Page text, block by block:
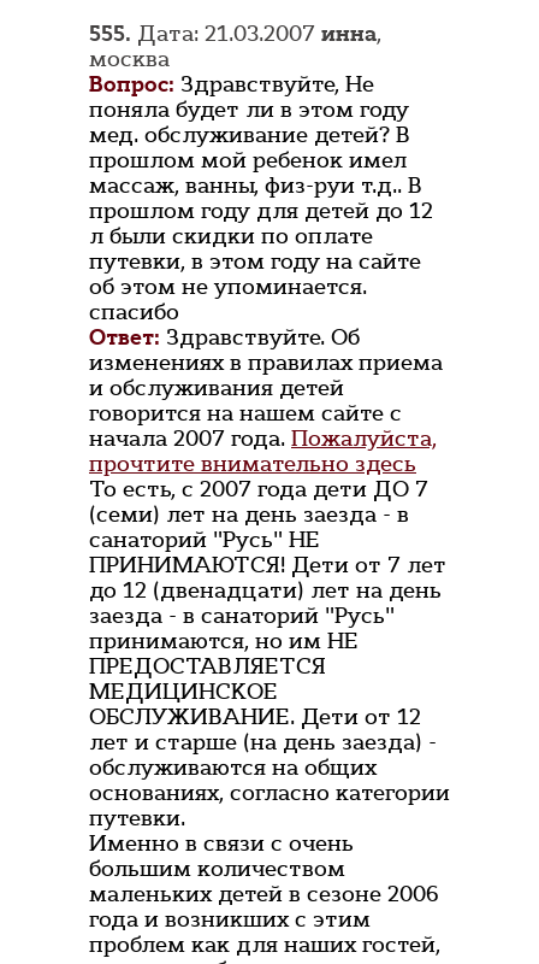
555. Дата: 21.03.2007 инна,
москва
Вопрос: Здравствуйте, Не
поняла будет ли в этом году
мед. обслуживание детей? В
прошлом мой ребенок имел
массаж, ванны, физ-руи т.д.. В
прошлом году для детей до 12
л были скидки по оплате
путевки, в этом году на сайте
об этом не упоминается.
спасибо
Ответ: Здравствуйте. Об
изменениях в правилах приема
и обслуживания детей
говорится на нашем сайте с
начала 2007 года. Пожалуйста,
прочтите внимательно здесь
То есть, с 2007 года дети ДО 7
(семи) лет на день заезда - в
санаторий "Русь" НЕ
ПРИНИМАЮТСЯ! Дети от 7 лет
до 12 (двенадцати) лет на день
заезда - в санаторий "Русь"
принимаются, но им НЕ
ПРЕДОСТАВЛЯЕТСЯ
МЕДИЦИНСКОЕ
ОБСЛУЖИВАНИЕ. Дети от 12
лет и старше (на день заезда) -
обслуживаются на общих
основаниях, согласно категории
путевки.
Именно в связи с очень
большим количеством
маленьких детей в сезоне 2006
года и возникших с этим
проблем как для наших гостей,